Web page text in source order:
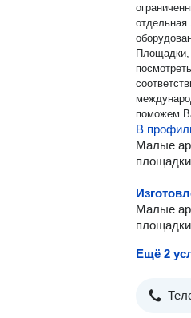
отдельная линейка
Площадки,
посмотреть на
поможем
В
Малые
площадки
Малые
площадки
Ещё 2